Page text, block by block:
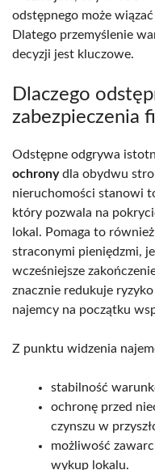
odstępnego może
Dlatego przemyślenie
decyzji jest kluczowe.
Dlaczego
zabezpieczenia
Odstępne odgrywa
ochronydla obydwu
nieruchomości stanowi
który pozwala na
lokal. Pomaga to
straconymi pieniędzmi,
wcześniejsze
znacznie redukuje
najemcy na początku
Z punktu widzenia
stabilność
ochronę przed
czynszu w
możliwość
wykup lokalu.